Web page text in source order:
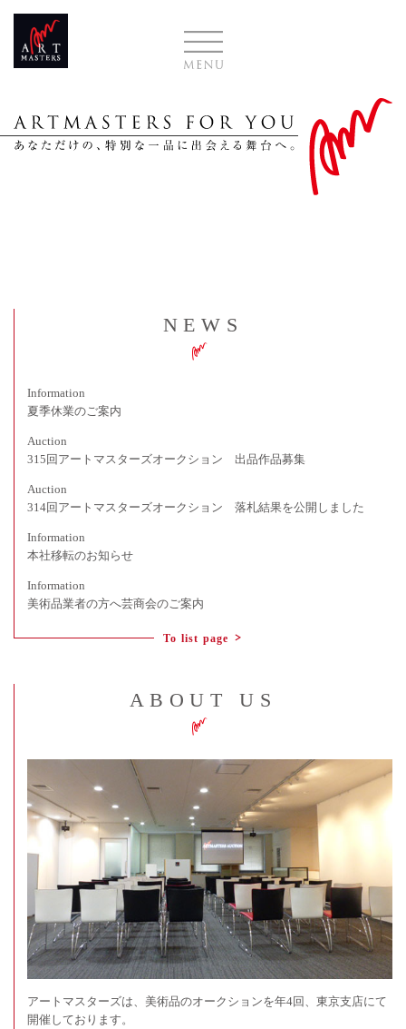
NEWS
Information
夏季休業のご案内
Auction
315回アートマスターズオークション 出品作品募集
Auction
314回アートマスターズオークション 落札結果を公開しました
Information
本社移転のお知らせ
Information
美術品業者の方へ芸商会のご案内
To list page
ABOUT US
アートマスターズは、美術品のオークションを年4回、東京支店にて
開催しております。